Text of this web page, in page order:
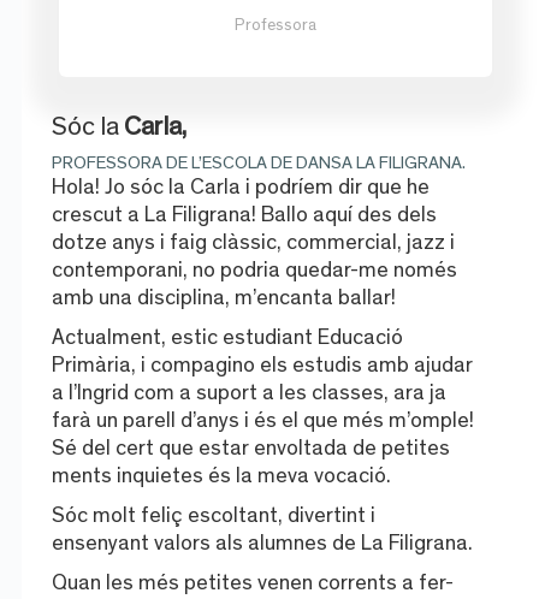
Professora
Sóc la Carla,
PROFESSORA DE L’ESCOLA DE DANSA LA FILIGRANA.
Hola! Jo sóc la Carla i podríem dir que he
crescut a La Filigrana! Ballo aquí des dels
dotze anys i faig clàssic, commercial, jazz i
contemporani, no podria quedar-me només
amb una disciplina, m’encanta ballar!
Actualment, estic estudiant Educació
Primària, i compagino els estudis amb ajudar
a l’Ingrid com a suport a les classes, ara ja
farà un parell d’anys i és el que més m’omple!
Sé del cert que estar envoltada de petites
ments inquietes és la meva vocació.
Sóc molt feliç escoltant, divertint i
ensenyant valors als alumnes de La Filigrana.
Quan les més petites venen corrents a fer-